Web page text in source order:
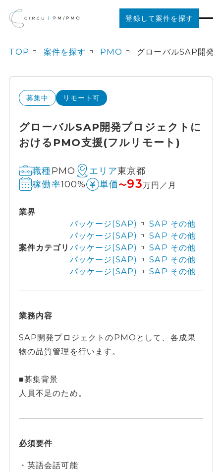
登録して案件を探す
ご利用の流れ
お役立ちコンテンツ
TOP 案件を探す PMO
募集中 リモート可
グローバルSAP開発プロジェクトに
おけるPMO支援(フルリモート)
職種PMO エリア東京都
稼働率100% 単価〜93万円／月
業界
案件カテゴリ
パッケージ(SAP)
SAP その他
パッケージ(SAP)
SAP その他
パッケージ(SAP)
SAP その他
パッケージ(SAP)
SAP その他
パッケージ(SAP)
SAP その他
業務内容
SAP開発プロジェクトのPMOとして、各成果
物の品質管理を行います。
■募集背景
人員不足のため。
必須要件
・英語会話可能